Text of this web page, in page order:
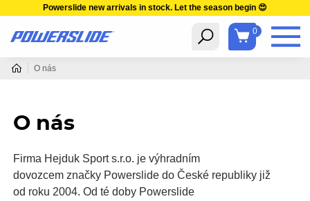
Powerslide new arrivals in stock. Let the season begin 😍
0
O nás
O nás
Firma Hejduk Sport s.r.o. je výhradním
dovozcem značky Powerslide do České republiky již
od roku 2004. Od té doby Powerslide